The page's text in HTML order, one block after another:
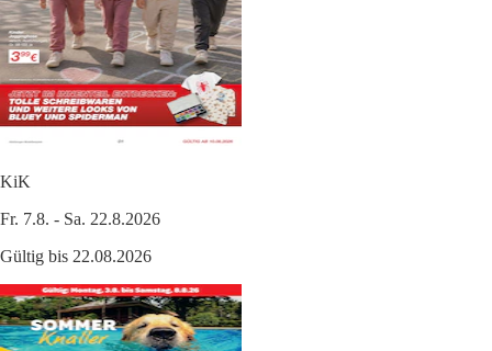
KiK
Fr. 7.8. - Sa. 22.8.2026
Gültig bis 22.08.2026